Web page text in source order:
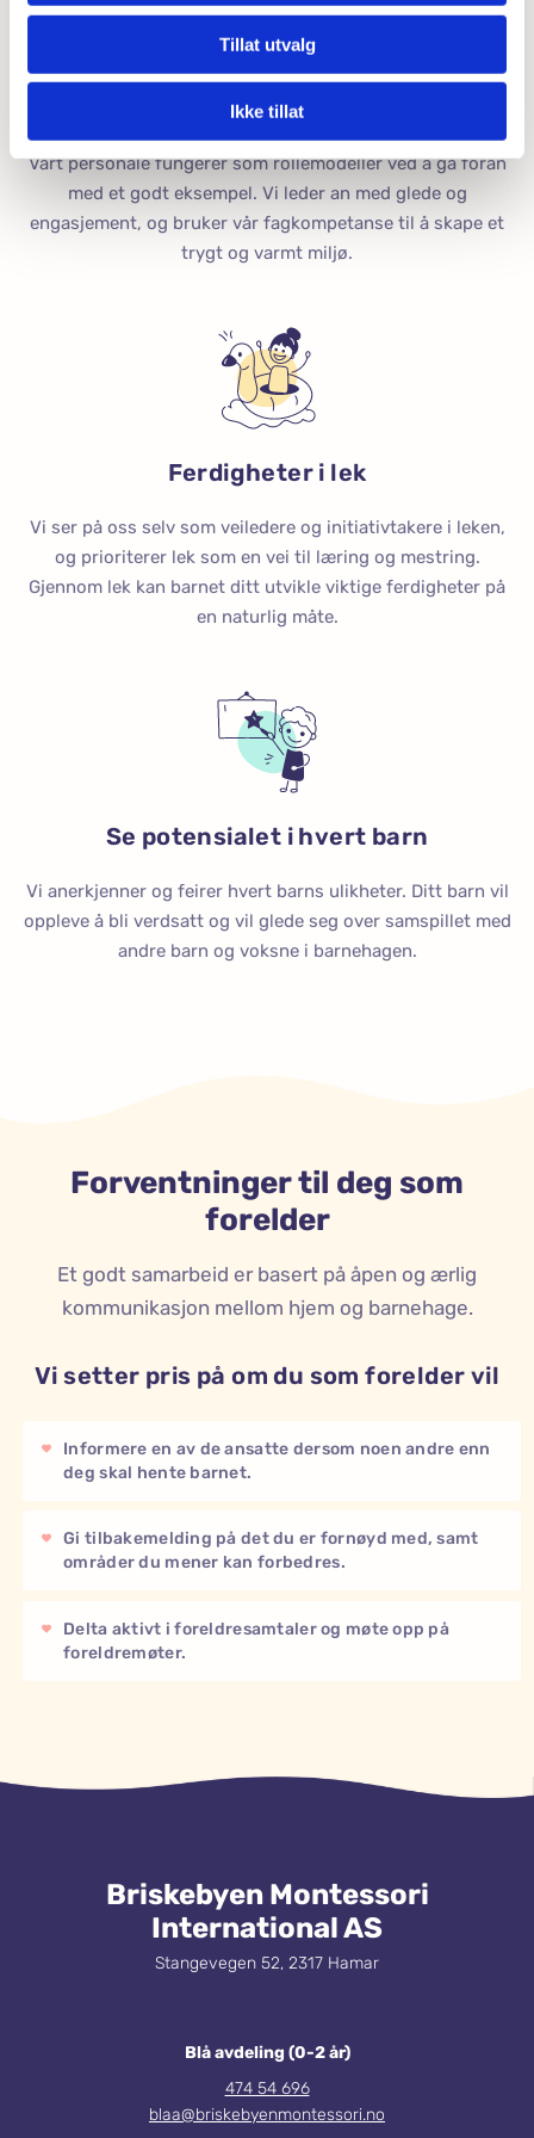
Tillat utvalg
Ikke tillat
Positive rollemodeller
Vårt personale fungerer som rollemodeller ved å gå foran
med et godt eksempel. Vi leder an med glede og
engasjement, og bruker vår fagkompetanse til å skape et
trygt og varmt miljø.
Ferdigheter i lek
Vi ser på oss selv som veiledere og initiativtakere i leken,
og prioriterer lek som en vei til læring og mestring.
Gjennom lek kan barnet ditt utvikle viktige ferdigheter på
en naturlig måte.
Se potensialet i hvert barn
Vi anerkjenner og feirer hvert barns ulikheter. Ditt barn vil
oppleve å bli verdsatt og vil glede seg over samspillet med
andre barn og voksne i barnehagen.
Forventninger til deg som
forelder
Et godt samarbeid er basert på åpen og ærlig
kommunikasjon mellom hjem og barnehage.
Vi setter pris på om du som forelder vil
Informere en av de ansatte dersom noen andre enn
deg skal hente barnet.
Gi tilbakemelding på det du er fornøyd med, samt
områder du mener kan forbedres.
Delta aktivt i foreldresamtaler og møte opp på
foreldremøter.
Briskebyen Montessori
International AS
Stangevegen 52, 2317 Hamar
Blå avdeling (0-2 år)
474 54 696
blaa@briskebyenmontessori.no